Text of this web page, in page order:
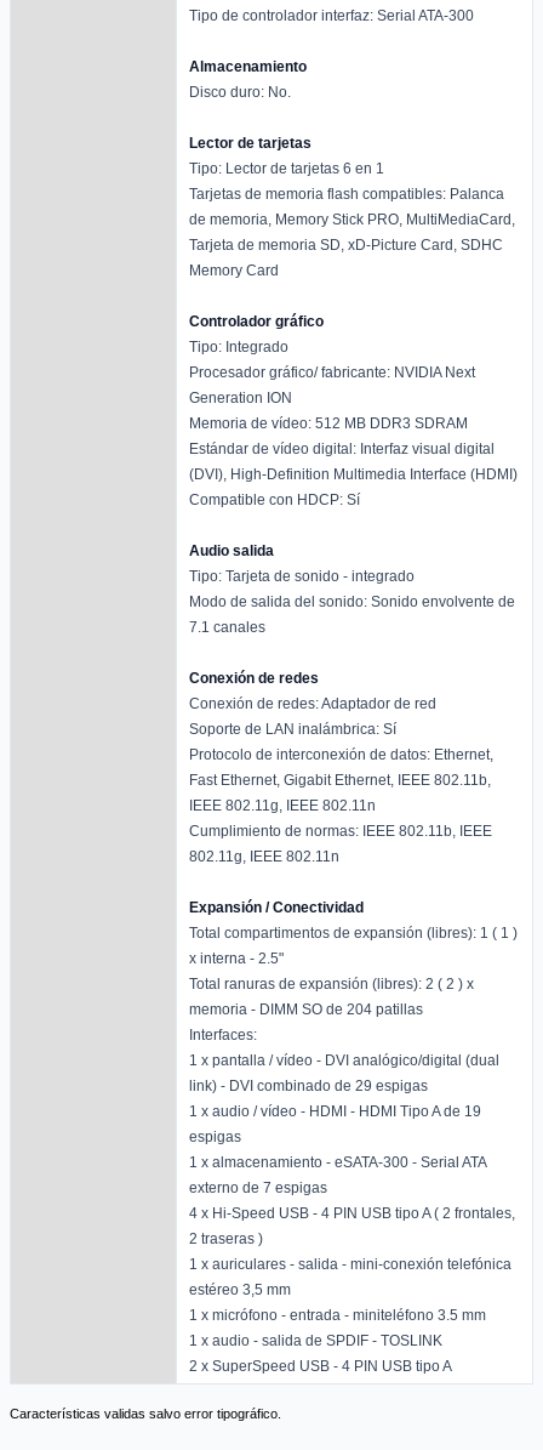
Tipo de controlador interfaz: Serial ATA-300
Almacenamiento
Disco duro: No.
Lector de tarjetas
Tipo: Lector de tarjetas 6 en 1
Tarjetas de memoria flash compatibles: Palanca
de memoria, Memory Stick PRO, MultiMediaCard,
Tarjeta de memoria SD, xD-Picture Card, SDHC
Memory Card
Controlador gráfico
Tipo: Integrado
Procesador gráfico/ fabricante: NVIDIA Next
Generation ION
Memoria de vídeo: 512 MB DDR3 SDRAM
Estándar de vídeo digital: Interfaz visual digital
(DVI), High-Definition Multimedia Interface (HDMI)
Compatible con HDCP: Sí
Audio salida
Tipo: Tarjeta de sonido - integrado
Modo de salida del sonido: Sonido envolvente de
7.1 canales
Conexión de redes
Conexión de redes: Adaptador de red
Soporte de LAN inalámbrica: Sí
Protocolo de interconexión de datos: Ethernet,
Fast Ethernet, Gigabit Ethernet, IEEE 802.11b,
IEEE 802.11g, IEEE 802.11n
Cumplimiento de normas: IEEE 802.11b, IEEE
802.11g, IEEE 802.11n
Expansión / Conectividad
Total compartimentos de expansión (libres): 1 ( 1 )
x interna - 2.5"
Total ranuras de expansión (libres): 2 ( 2 ) x
memoria - DIMM SO de 204 patillas
Interfaces:
1 x pantalla / vídeo - DVI analógico/digital (dual
link) - DVI combinado de 29 espigas
1 x audio / vídeo - HDMI - HDMI Tipo A de 19
espigas
1 x almacenamiento - eSATA-300 - Serial ATA
externo de 7 espigas
4 x Hi-Speed USB - 4 PIN USB tipo A ( 2 frontales,
2 traseras )
1 x auriculares - salida - mini-conexión telefónica
estéreo 3,5 mm
1 x micrófono - entrada - miniteléfono 3.5 mm
1 x audio - salida de SPDIF - TOSLINK
2 x SuperSpeed USB - 4 PIN USB tipo A
Características validas salvo error tipográfico.